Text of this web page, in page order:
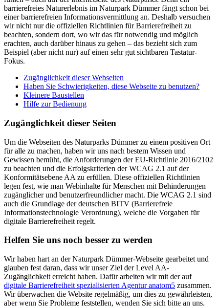
barrierefreies Naturerlebnis im Naturpark Dümmer fängt schon bei
einer barrierefreien Informationsvermittlung an. Deshalb versuchen
wir nicht nur die offiziellen Richtlinien für Barrierefreiheit zu
beachten, sondern dort, wo wir das für notwendig und möglich
erachten, auch darüber hinaus zu gehen – das bezieht sich zum
Beispiel (aber nicht nur) auf einen sehr gut sichtbaren Tastatur-
Fokus.
Zugänglichkeit dieser Webseiten
Haben Sie Schwierigkeiten, diese Webseite zu benutzen?
Kleinere Baustellen
Hilfe zur Bedienung
Zugänglichkeit dieser Seiten
Um die Webseiten des Naturparks Dümmer zu einem positiven Ort
für alle zu machen, haben wir uns nach bestem Wissen und
Gewissen bemüht, die Anforderungen der EU-Richtlinie 2016/2102
zu beachten und die Erfolgskriterien der WCAG 2.1 auf der
Konformitätsebene AA zu erfüllen. Diese offiziellen Richtlinien
legen fest, wie man Webinhalte für Menschen mit Behinderungen
zugänglicher und benutzerfreundlicher macht. Die WCAG 2.1 sind
auch die Grundlage der deutschen BITV (Barrierefreie
Informationstechnologie Verordnung), welche die Vorgaben für
digitale Barrierefreiheit regelt.
Helfen Sie uns noch besser zu werden
Wir haben hart an der Naturpark Dümmer-Webseite gearbeitet und
glauben fest daran, dass wir unser Ziel der Level AA-
Zugänglichkeit erreicht haben. Dafür arbeiten wir mit der auf
digitale Barrierefreiheit spezialisierten Agentur anatom5 zusammen.
Wir überwachen die Website regelmäßig, um dies zu gewährleisten,
aber wenn Sie Probleme feststellen, wenden Sie sich bitte an uns.